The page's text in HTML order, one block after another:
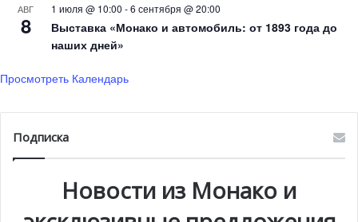
адаптировать эти санитарные меры с учётом
изменений в области здравоохранения.
АВГ
8
1 июля @ 10:00 -6 сентября @ 20:00
Выставка «Монако и автомобиль: от 1893 года до
наших дней»
Просмотреть Календарь
Подписка
Новости из Монако и